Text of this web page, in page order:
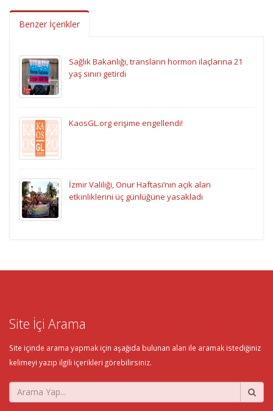
Benzer İçerikler
Sağlık Bakanlığı, transların hormon ilaçlarına 21
yaş sınırı getirdi
KaosGL.org erişime engellendi!
İzmir Valiliği, Onur Haftası’nın açık alan
etkinliklerini üç günlüğüne yasakladı
Site İçi Arama
Site içinde arama yapmak için aşağıda bulunan alan ile aramak istediğiniz
kelimeyi yazıp ilgili içerikleri görebilirsiniz.